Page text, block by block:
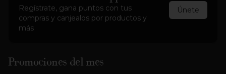
Regístrate, gana puntos con tus
compras y canjealos por productos y
más
Únete
Promociones del mes